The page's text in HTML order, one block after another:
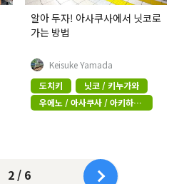
알아 두자! 아사쿠사에서 닛코로
가는 방법
Keisuke Yamada
도치키
닛코 / 키누가와
우에노 / 아사쿠사 / 아키하바
라
2 / 6